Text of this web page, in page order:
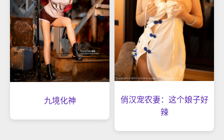
九境化神
俏汉宠农妻：这个娘子好
辣